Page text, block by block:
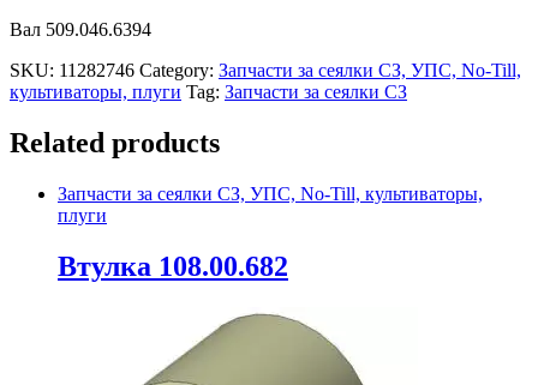
Вал 509.046.6394
SKU: 11282746 Category: Запчасти за сеялки СЗ, УПС, No-Till,
культиваторы, плуги Tag: Запчасти за сеялки СЗ
Related products
Запчасти за сеялки СЗ, УПС, No-Till, культиваторы,
плуги
Втулка 108.00.682